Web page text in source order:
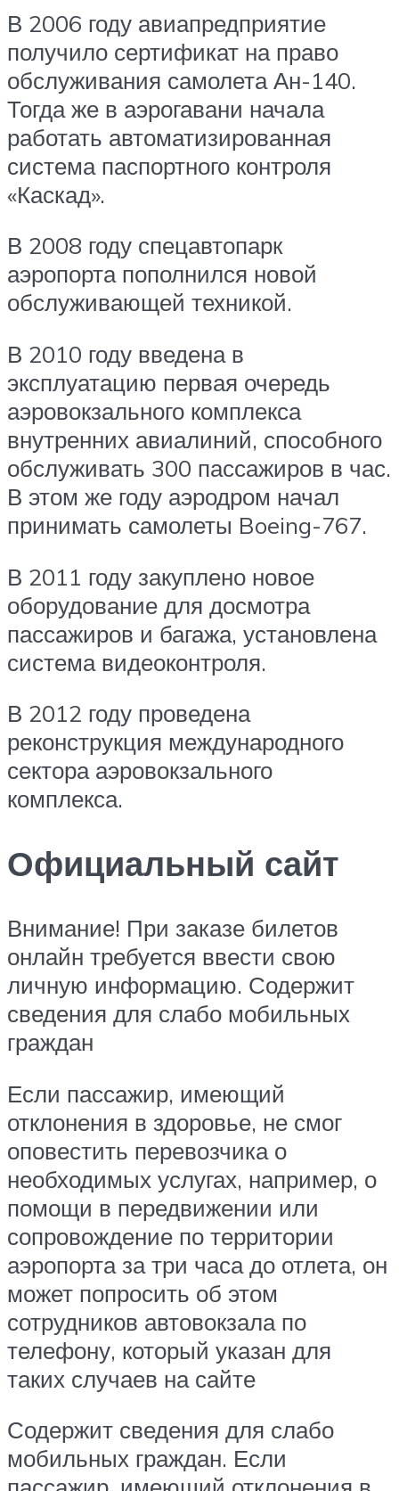
В 2006 году авиапредприятие
получило сертификат на право
обслуживания самолета Ан-140.
Тогда же в аэрогавани начала
работать автоматизированная
система паспортного контроля
«Каскад».
В 2008 году спецавтопарк
аэропорта пополнился новой
обслуживающей техникой.
В 2010 году введена в
эксплуатацию первая очередь
аэровокзального комплекса
внутренних авиалиний, способного
обслуживать 300 пассажиров в час.
В этом же году аэродром начал
принимать самолеты Boeing-767.
В 2011 году закуплено новое
оборудование для досмотра
пассажиров и багажа, установлена
система видеоконтроля.
В 2012 году проведена
реконструкция международного
сектора аэровокзального
комплекса.
Официальный сайт
Внимание! При заказе билетов
онлайн требуется ввести свою
личную информацию. Содержит
сведения для слабо мобильных
граждан
Если пассажир, имеющий
отклонения в здоровье, не смог
оповестить перевозчика о
необходимых услугах, например, о
помощи в передвижении или
сопровождение по территории
аэропорта за три часа до отлета, он
может попросить об этом
сотрудников автовокзала по
телефону, который указан для
таких случаев на сайте
Содержит сведения для слабо
мобильных граждан. Если